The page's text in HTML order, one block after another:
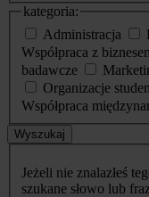
kategoria:
Administracja
Współpraca z
badawcze
Organizacje
Współpraca
Wyszukaj
Jeżeli nie znalazłeś
szukane słowo lub